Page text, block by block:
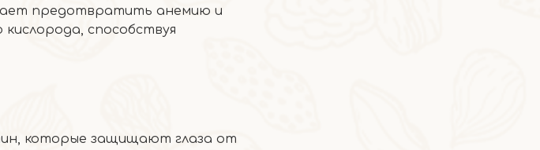
предотвратить анемию и
способствуя
которые защищают глаза от